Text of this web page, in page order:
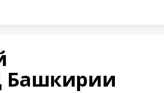
Башкирии